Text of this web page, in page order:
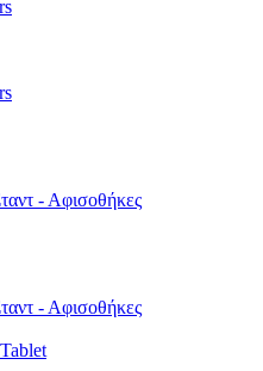
- Αφισοθήκες
- Αφισοθήκες